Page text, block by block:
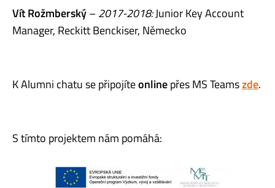
Vít Rožmberský–2017-2018:Junior Key Account
Manager, Reckitt Benckiser, Německo
K Alumni chatu se připojíteonlinepřes MS Teamszde.
S tímto projektem nám pomáhá: